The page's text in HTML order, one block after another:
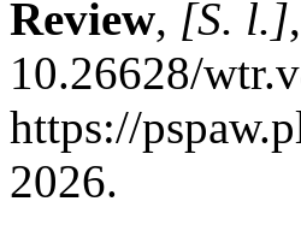
Review, [S. l.]
10.26628/
https://
2026.